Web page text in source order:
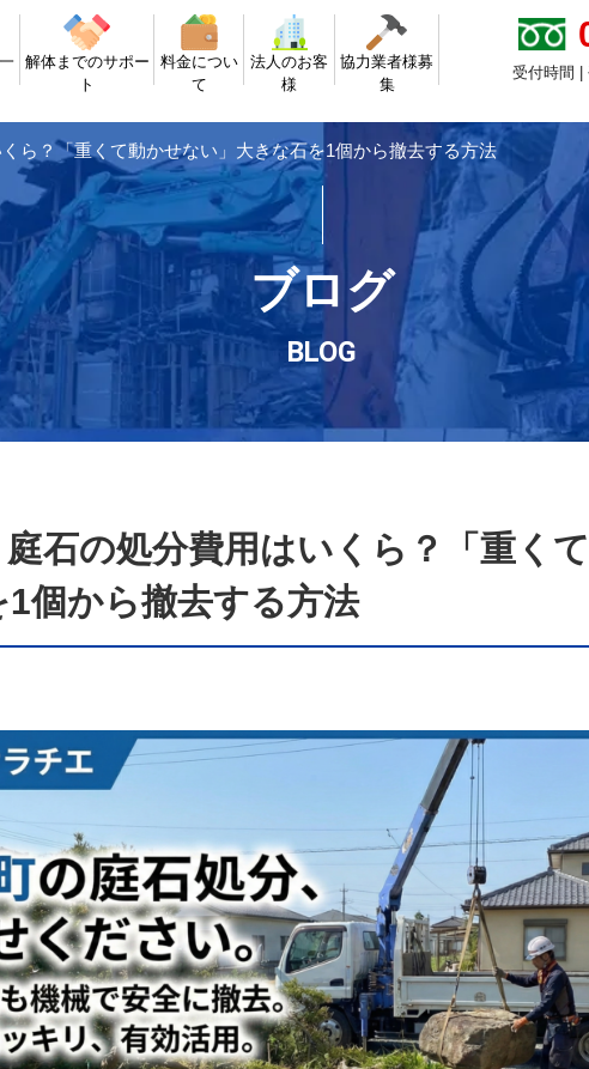
解体までのサポー
ト
料金につい
て
法人のお客
様
協力業者様募
集
受付時間 |
ら？「重くて動かせない」大きな石を1個から撤去する方法
ブログ
BLOG
庭石の処分費用はいくら？「重く
1個から撤去する方法